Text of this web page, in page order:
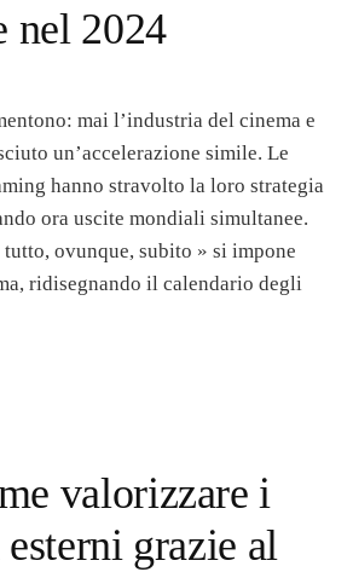
nel 2024
mai l’industria del cinema e
un’accelerazione simile. Le
hanno stravolto la loro strategia
ora uscite mondiali simultanee.
ovunque, subito » si impone
ridisegnando il calendario degli
valorizzare i
grazie al